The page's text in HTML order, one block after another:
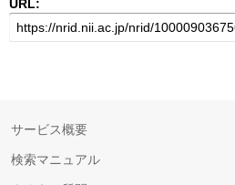
URL:
サービス概要
検索マニュアル